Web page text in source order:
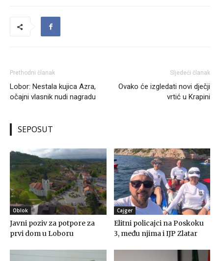
Prethodni članak
Lobor: Nestala kujica Azra,
očajni vlasnik nudi nagradu
Sljedeći članak
Ovako će izgledati novi dječji
vrtić u Krapini
SEPOSUT
Oblok
Javni poziv za potpore za
prvi dom u Loboru
Cajger
Elitni policajci na Poskoku
3, među njima i IJP Zlatar